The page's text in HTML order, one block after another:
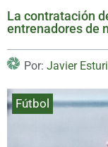
La contratación
entrenadores de
Por: Javier
Fútbol